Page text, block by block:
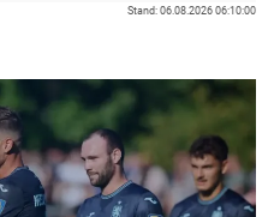
Stand: 06.08.2026 06:10:00